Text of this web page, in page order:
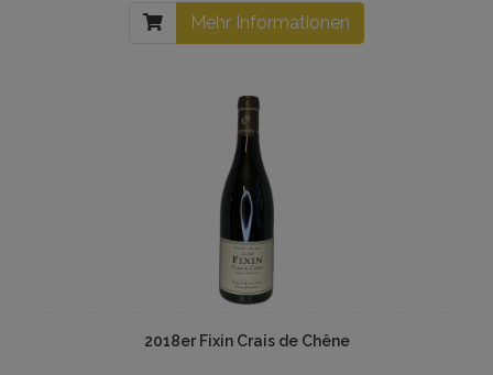
Mehr Informationen
2018er Fixin Crais de Chêne